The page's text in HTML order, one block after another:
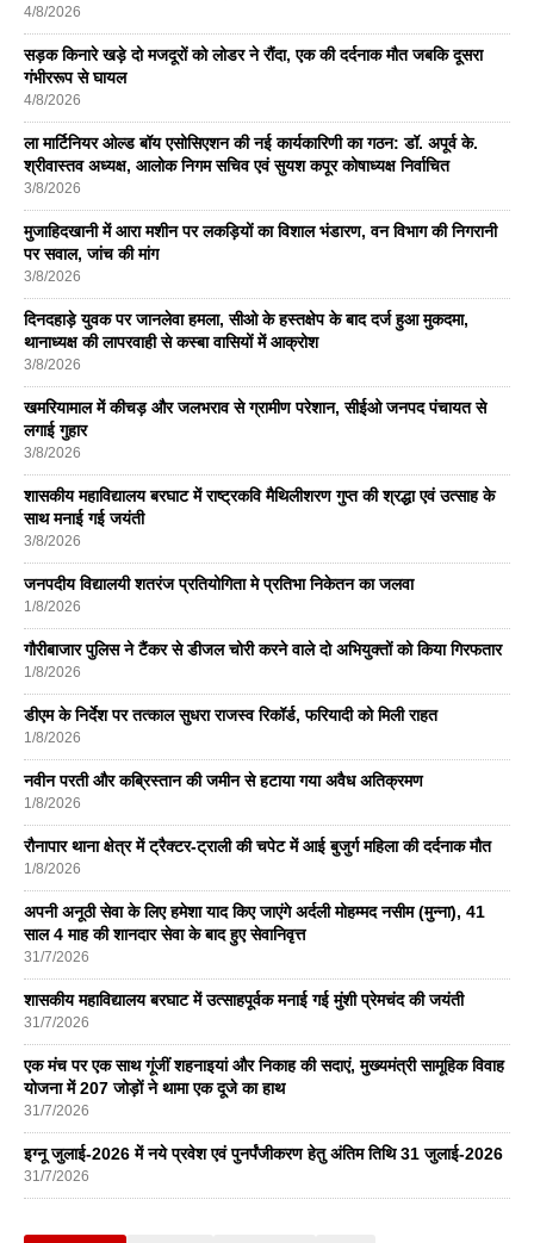
4/8/2026
सड़क किनारे खड़े दो मजदूरों को लोडर ने रौंदा, एक की दर्दनाक मौत जबकि दूसरा
गंभीररूप से घायल
4/8/2026
ला मार्टिनियर ओल्ड बॉय एसोसिएशन की नई कार्यकारिणी का गठन: डॉ. अपूर्व के.
श्रीवास्तव अध्यक्ष, आलोक निगम सचिव एवं सुयश कपूर कोषाध्यक्ष निर्वाचित
3/8/2026
मुजाहिदखानी में आरा मशीन पर लकड़ियों का विशाल भंडारण, वन विभाग की निगरानी
पर सवाल, जांच की मांग
3/8/2026
दिनदहाड़े युवक पर जानलेवा हमला, सीओ के हस्तक्षेप के बाद दर्ज हुआ मुकदमा,
थानाध्यक्ष की लापरवाही से कस्बा वासियों में आक्रोश
3/8/2026
खमरियामाल में कीचड़ और जलभराव से ग्रामीण परेशान, सीईओ जनपद पंचायत से
लगाई गुहार
3/8/2026
शासकीय महाविद्यालय बरघाट में राष्ट्रकवि मैथिलीशरण गुप्त की श्रद्धा एवं उत्साह के
साथ मनाई गई जयंती
3/8/2026
जनपदीय विद्यालयी शतरंज प्रतियोगिता मे प्रतिभा निकेतन का जलवा
1/8/2026
गौरीबाजार पुलिस ने टैंकर से डीजल चोरी करने वाले दो अभियुक्तों को किया गिरफतार
1/8/2026
डीएम के निर्देश पर तत्काल सुधरा राजस्व रिकॉर्ड, फरियादी को मिली राहत
1/8/2026
नवीन परती और कब्रिस्तान की जमीन से हटाया गया अवैध अतिक्रमण
1/8/2026
रौनापार थाना क्षेत्र में ट्रैक्टर-ट्राली की चपेट में आई बुजुर्ग महिला की दर्दनाक मौत
1/8/2026
अपनी अनूठी सेवा के लिए हमेशा याद किए जाएंगे अर्दली मोहम्मद नसीम (मुन्ना), 41
साल 4 माह की शानदार सेवा के बाद हुए सेवानिवृत्त
31/7/2026
शासकीय महाविद्यालय बरघाट में उत्साहपूर्वक मनाई गई मुंशी प्रेमचंद की जयंती
31/7/2026
एक मंच पर एक साथ गूंजीं शहनाइयां और निकाह की सदाएं, मुख्यमंत्री सामूहिक विवाह
योजना में 207 जोड़ों ने थामा एक दूजे का हाथ
31/7/2026
इग्नू जुलाई-2026 में नये प्रवेश एवं पुनर्पंजीकरण हेतु अंतिम तिथि 31 जुलाई-2026
31/7/2026